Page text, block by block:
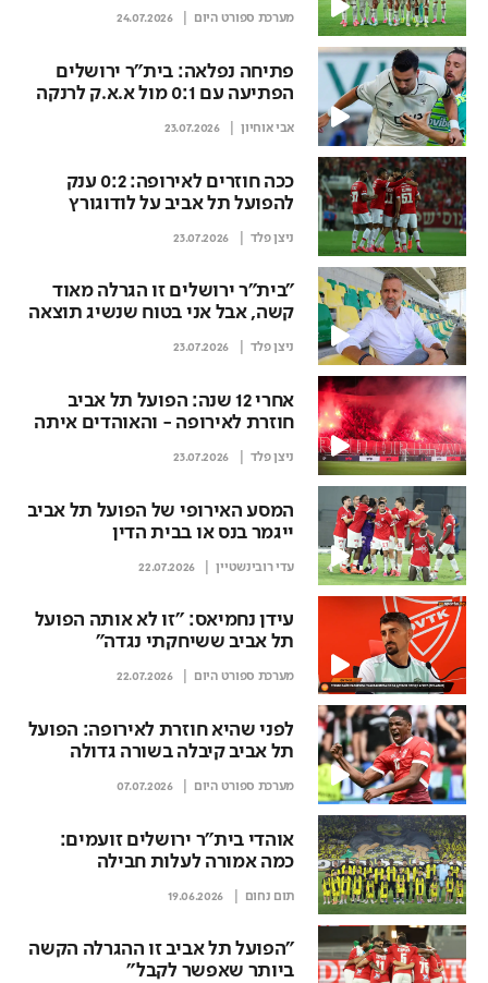
מערכת ספורט היום 24.07.2026
פתיחה נפלאה: בית"ר ירושלים
הפתיעה עם 0:1 מול א.א.ק לרנקה
אבי אוחיון 23.07.2026
ככה חוזרים לאירופה: 0:2 ענק
להפועל תל אביב על לודוגורץ
ניצן פלד 23.07.2026
"בית"ר ירושלים זו הגרלה מאוד
קשה, אבל אני בטוח שנשיג תוצאה
ניצן פלד 23.07.2026
אחרי 12 שנה: הפועל תל אביב
חוזרת לאירופה - והאוהדים איתה
ניצן פלד 23.07.2026
המסע האירופי של הפועל תל אביב
ייגמר בנס או בבית הדין
עדי רובינשטיין 22.07.2026
עידן נחמיאס: "זו לא אותה הפועל
תל אביב ששיחקתי נגדה"
מערכת ספורט היום 22.07.2026
לפני שהיא חוזרת לאירופה: הפועל
תל אביב קיבלה בשורה גדולה
מערכת ספורט היום 07.07.2026
אוהדי בית"ר ירושלים זועמים:
כמה אמורה לעלות חבילה
תום נחום 19.06.2026
"הפועל תל אביב זו ההגרלה הקשה
ביותר שאפשר לקבל"